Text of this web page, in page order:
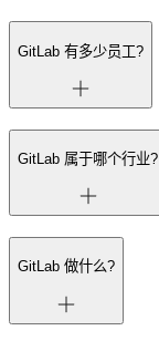
GitLab 有多少员工?
GitLab 属于哪个行业?
GitLab 做什么?